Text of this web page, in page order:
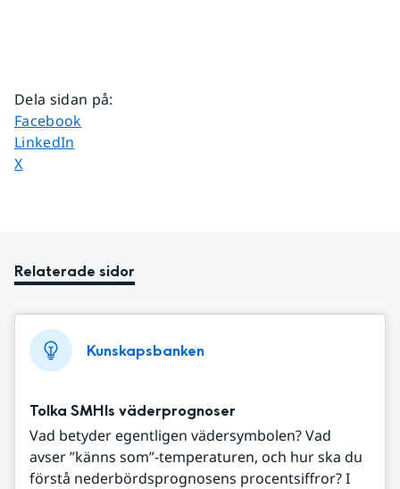
Dela sidan på:
Dela sidan på
Facebook
Dela sidan på
LinkedIn
Dela sidan på
X
Relaterade sidor
Kunskapsbanken
Tolka SMHIs väderprognoser
Vad betyder egentligen vädersymbolen? Vad
avser ”känns som”-temperaturen, och hur ska du
förstå nederbördsprognosens procentsiffror? I